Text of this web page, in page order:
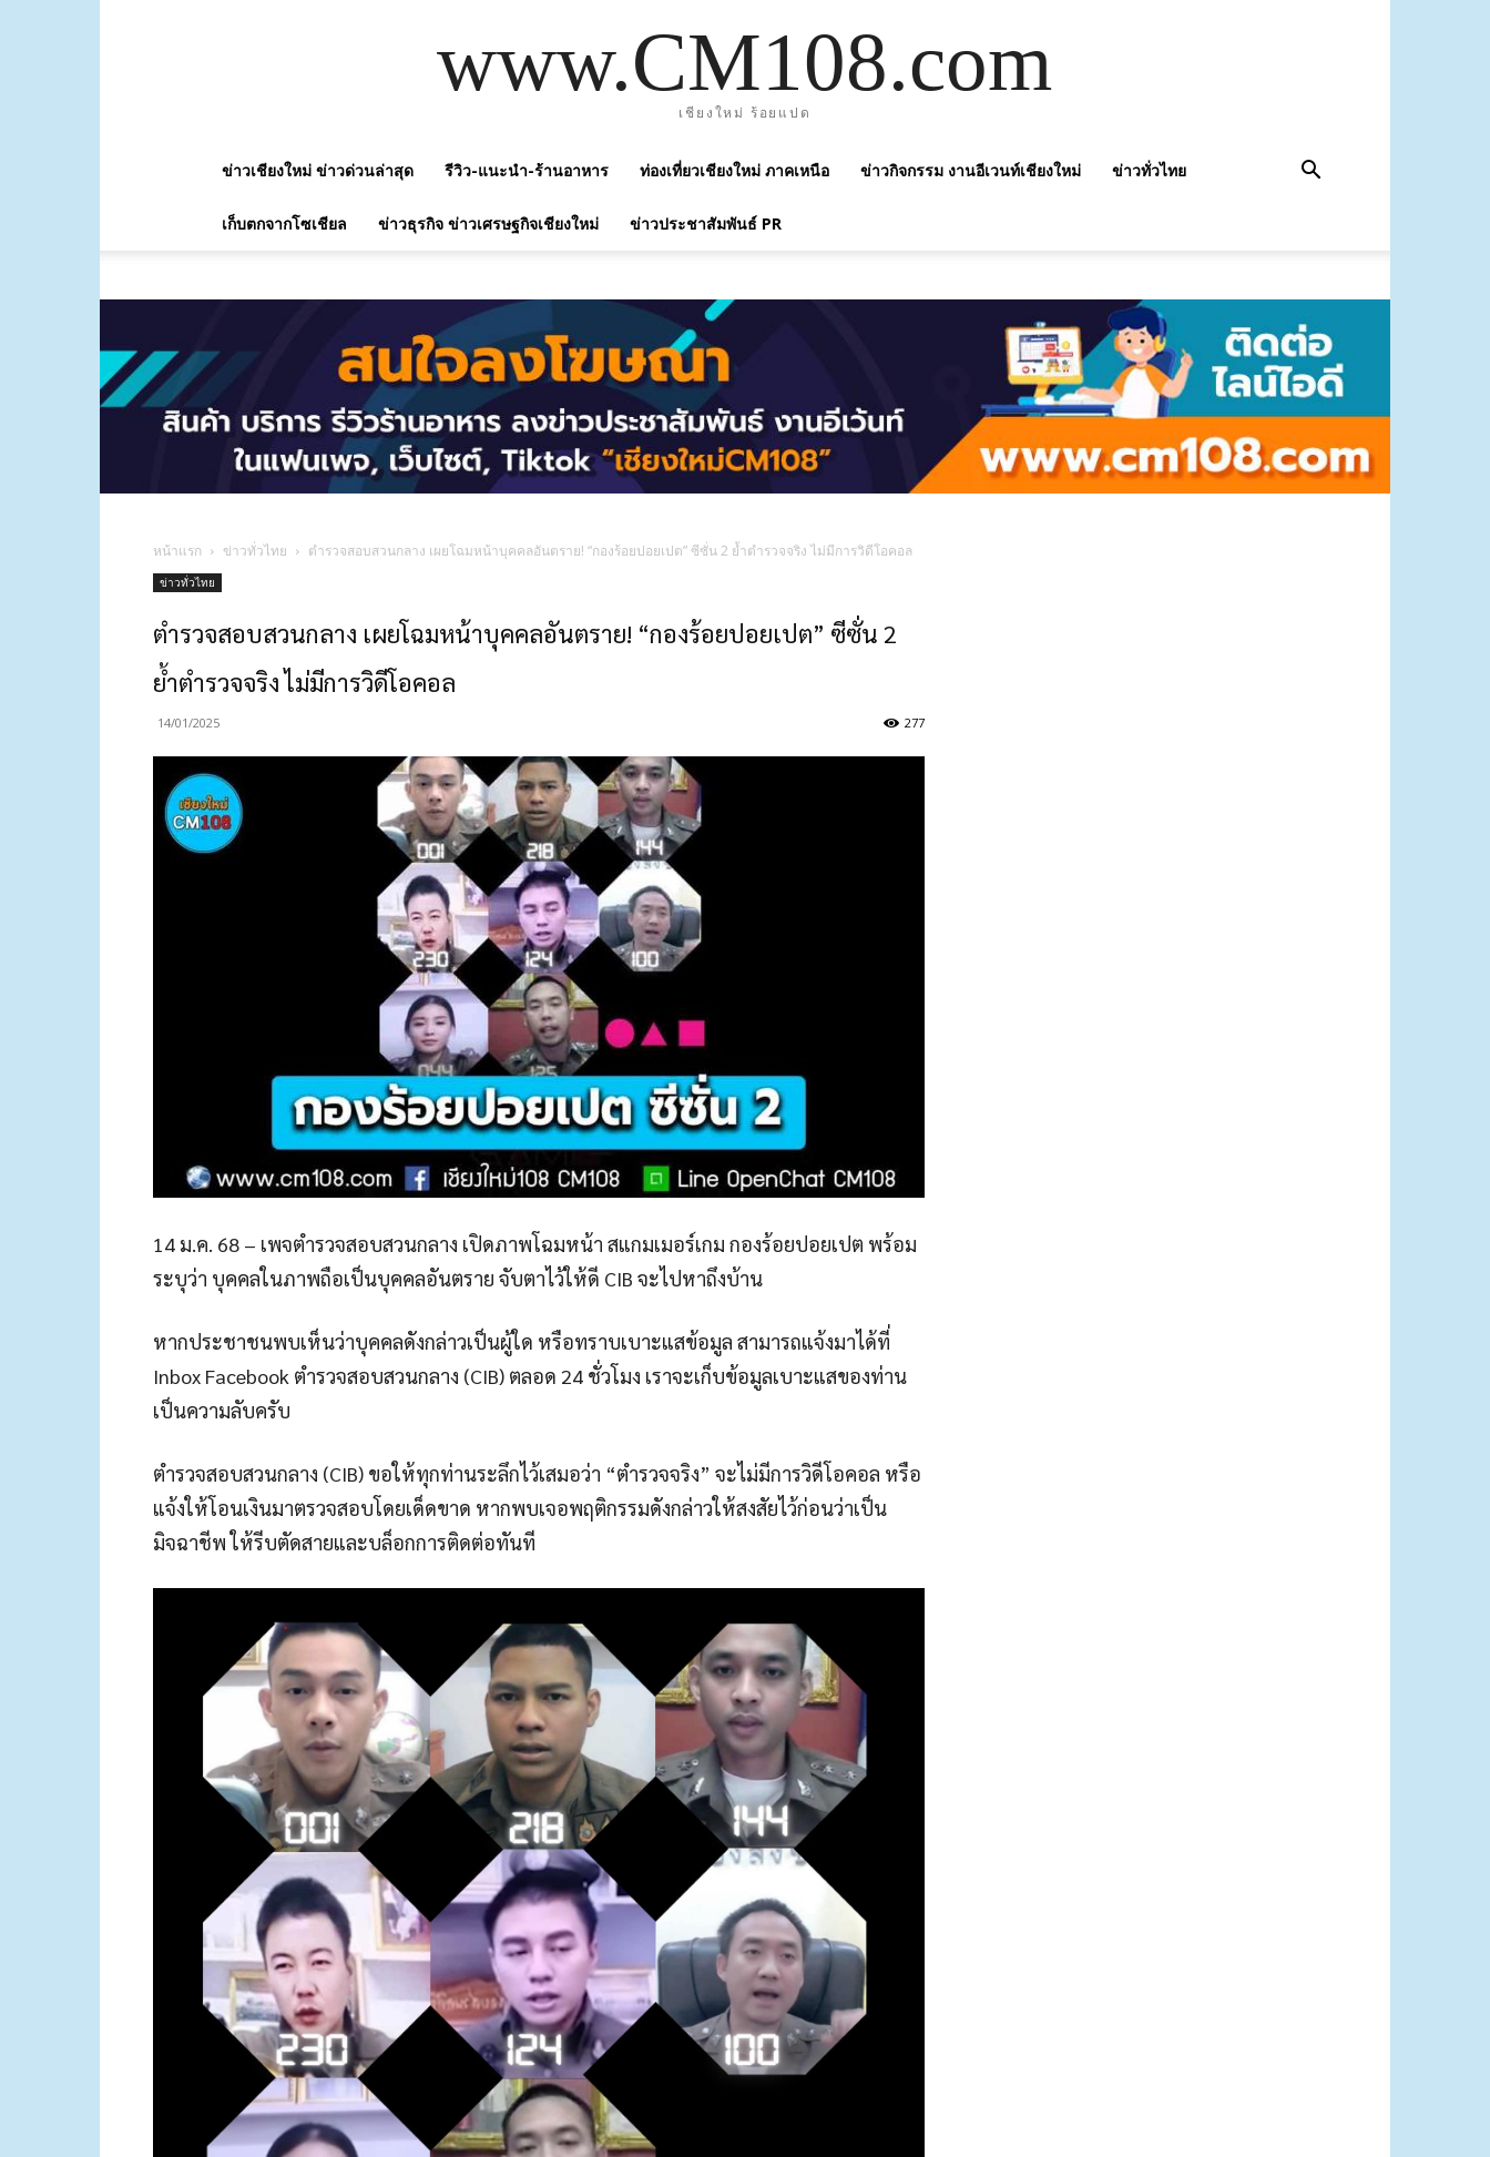
www.CM108.com
เชียงใหม่ ร้อยแปด
ข่าวเชียงใหม่ ข่าวด่วนล่าสุด รีวิว-แนะนำ-ร้านอาหาร ท่องเที่ยวเชียงใหม่ ภาคเหนือ ข่าวกิจกรรม งานอีเวนท์เชียงใหม่ ข่าวทั่วไทย
เก็บตกจากโซเชียล ข่าวธุรกิจ ข่าวเศรษฐกิจเชียงใหม่ ข่าวประชาสัมพันธ์ PR
หน้าแรก ข่าวทั่วไทย ตำรวจสอบสวนกลาง เผยโฉมหน้าบุคคลอันตราย! “กองร้อยปอยเปต” ซีซั่น 2 ย้ำตำรวจจริง ไม่มีการวิดีโอคอล
ข่าวทั่วไทย
ตำรวจสอบสวนกลาง เผยโฉมหน้าบุคคลอันตราย! “กองร้อยปอยเปต” ซีซั่น 2
ย้ำตำรวจจริง ไม่มีการวิดีโอคอล
14/01/2025 277
14 ม.ค. 68 – เพจตำรวจสอบสวนกลาง เปิดภาพโฉมหน้า สแกมเมอร์เกม กองร้อยปอยเปต พร้อม
ระบุว่า บุคคลในภาพถือเป็นบุคคลอันตราย จับตาไว้ให้ดี CIB จะไปหาถึงบ้าน
หากประชาชนพบเห็นว่าบุคคลดังกล่าวเป็นผู้ใด หรือทราบเบาะแสข้อมูล สามารถแจ้งมาได้ที่
Inbox Facebook ตำรวจสอบสวนกลาง (CIB) ตลอด 24 ชั่วโมง เราจะเก็บข้อมูลเบาะแสของท่าน
เป็นความลับครับ
ตำรวจสอบสวนกลาง (CIB) ขอให้ทุกท่านระลึกไว้เสมอว่า “ตำรวจจริง” จะไม่มีการวิดีโอคอล หรือ
แจ้งให้โอนเงินมาตรวจสอบโดยเด็ดขาด หากพบเจอพฤติกรรมดังกล่าวให้สงสัยไว้ก่อนว่าเป็น
มิจฉาชีพ ให้รีบตัดสายและบล็อกการติดต่อทันที